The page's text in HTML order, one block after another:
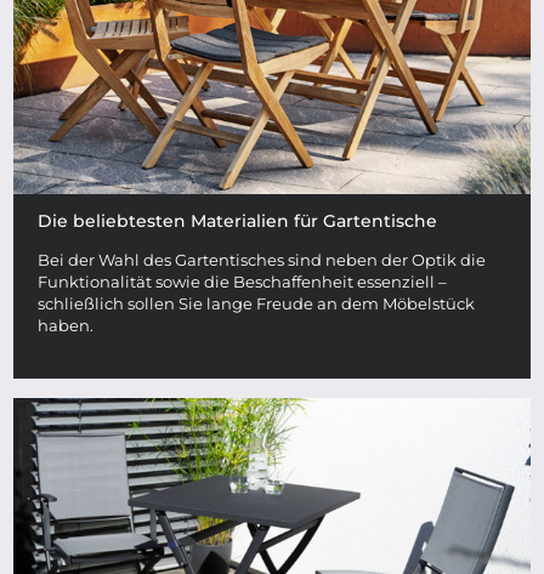
Die beliebtesten Materialien für Gartentische
Bei der Wahl des Gartentisches sind neben der Optik die
Funktionalität sowie die Beschaffenheit essenziell –
schließlich sollen Sie lange Freude an dem Möbelstück
haben.